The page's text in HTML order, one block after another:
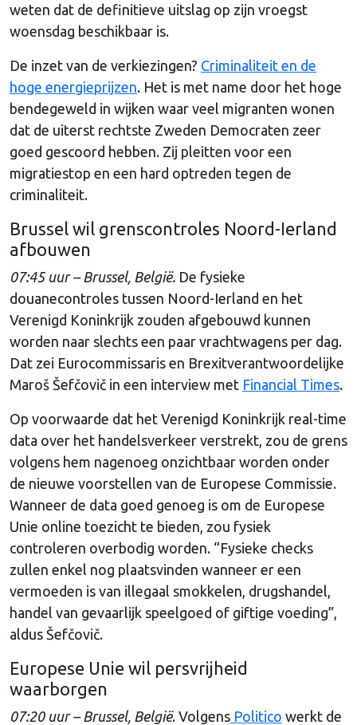
weten dat de definitieve uitslag op zijn vroegst
woensdag beschikbaar is.
De inzet van de verkiezingen? Criminaliteit en de
hoge energieprijzen. Het is met name door het hoge
bendegeweld in wijken waar veel migranten wonen
dat de uiterst rechtste Zweden Democraten zeer
goed gescoord hebben. Zij pleitten voor een
migratiestop en een hard optreden tegen de
criminaliteit.
Brussel wil grenscontroles Noord-Ierland
afbouwen
07:45 uur – Brussel, België. De fysieke
douanecontroles tussen Noord-Ierland en het
Verenigd Koninkrijk zouden afgebouwd kunnen
worden naar slechts een paar vrachtwagens per dag.
Dat zei Eurocommissaris en Brexitverantwoordelijke
Maroš Šefčovič in een interview met Financial Times.
Op voorwaarde dat het Verenigd Koninkrijk real-time
data over het handelsverkeer verstrekt, zou de grens
volgens hem nagenoeg onzichtbaar worden onder
de nieuwe voorstellen van de Europese Commissie.
Wanneer de data goed genoeg is om de Europese
Unie online toezicht te bieden, zou fysiek
controleren overbodig worden. “Fysieke checks
zullen enkel nog plaatsvinden wanneer er een
vermoeden is van illegaal smokkelen, drugshandel,
handel van gevaarlijk speelgoed of giftige voeding”,
aldus Šefčovič.
Europese Unie wil persvrijheid
waarborgen
07:20 uur – Brussel, België. Volgens Politico werkt de